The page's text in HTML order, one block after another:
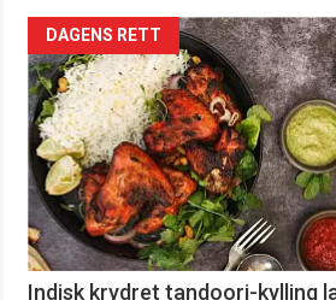
DAGENS RETT
Indisk krydret tandoori-kylling